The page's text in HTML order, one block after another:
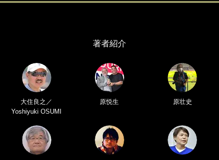
著者紹介
大住良之／
Yoshiyuki OSUMI
原悦生 原壮史